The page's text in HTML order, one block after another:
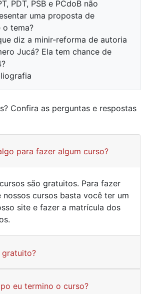
PDT, PSB e PCdoB não
uma proposta de
o tema?
diz a minir-reforma de autoria
Jucá? Ela tem chance de
Confira as perguntas e respostas
para fazer algum curso?
são gratuitos. Para fazer
nossos cursos basta você ter um
site e fazer a matrícula dos
eu termino o curso?